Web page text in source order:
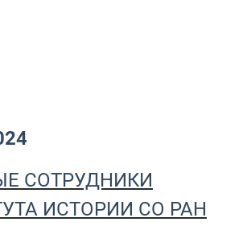
СОТРУДНИКИ
ИСТОРИИ СО РАН